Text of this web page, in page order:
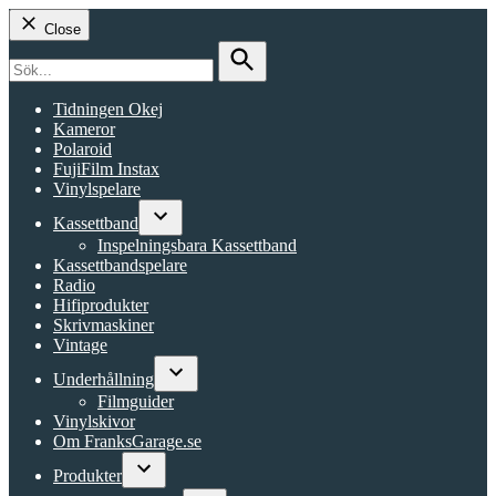
Close
for:
Search
Tidningen Okej
Kameror
Polaroid
FujiFilm Instax
Vinylspelare
Kassettband
Open
dropdown
menu
Inspelningsbara Kassettband
Kassettbandspelare
Radio
Hifiprodukter
Skrivmaskiner
Vintage
Underhållning
Open
Filmguider
Vinylskivor
Om FranksGarage.se
Produkter
Open